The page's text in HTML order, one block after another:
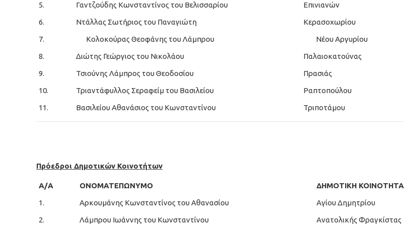
5.
Γαντζούδης Κωνσταντίνος του Βελισσαρίου
Επινιανών
6.
Ντάλλας Σωτήριος του Παναγιώτη
Κερασοχωρίου
7.
Κολοκούρας Θεοφάνης του Λάμπρου
Νέου Αργυρίου
8.
Διώτης Γεώργιος του Νικολάου
Παλαιοκατούνας
9.
Τσιούνης Λάμπρος του Θεοδοσίου
Πρασιάς
10.
Τριαντάφυλλος Σεραφείμ του Βασιλείου
Ραπτοπούλου
11.
Βασιλείου Αθανάσιος του Κωνσταντίνου Τριποτάμου
Πρόεδροι Δημοτικών Κοινοτήτων
Α/Α ΟΝΟΜΑΤΕΠΩΝΥΜΟ
ΔΗΜΟΤΙΚΗ ΚΟΙΝΟΤΗΤΑ
1.
Αρκουμάνης Κωνσταντίνος του Αθανασίου
Αγίου Δημητρίου
2.
Λάμπρου Ιωάννης του Κωνσταντίνου
Ανατολικής Φραγκίστας